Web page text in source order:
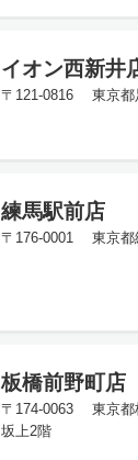
イオン西新井
〒121-0816 東京都
練馬駅前店
〒176-0001 東京都
板橋前野町店
〒174-0063 東京都
坂上2階